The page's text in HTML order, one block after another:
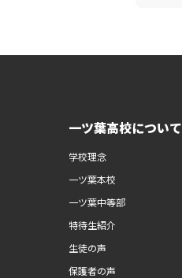
一ツ葉高校について
学校理念
一ツ葉本校
一ツ葉中等部
特待生紹介
生徒の声
保護者の声